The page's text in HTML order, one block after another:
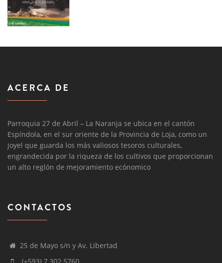
ACERCA DE
Parroquia 27 de Abril – La Naranja se ubica en el cantón
Espíndola, en el sur oriente de la Provincia de Loja, como un
joyel que guarda los más valiosos tesoros culturales,
engrandecida por la riqueza de los cultivos que proporcionan
un alto reglón de mejoramiento ecónomico
CONTACTOS
25 de Mayo s/n y Av. Libertad